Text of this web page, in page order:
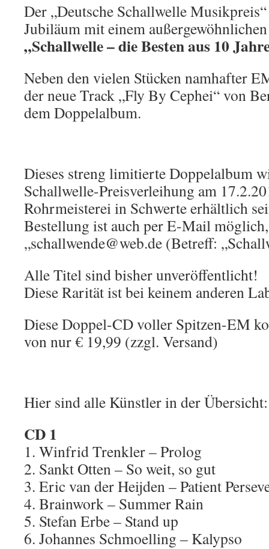
Der „Deutsche Schallwelle
Jubiläum mit einem
„Schallwelle – die Besten aus 10
Neben den vielen Stücken namhafter
der neue Track „Fly By Cephei“ von
dem Doppelalbum.
Dieses streng limitierte Doppelalbum
Schallwelle-Preisverleihung am
Rohrmeisterei in Schwerte erhältlich
Bestellung ist auch per E-Mail
„schallwende@web.de (Betreff:
Alle Titel sind bisher unveröffentlicht!
Diese Rarität ist bei keinem anderen
Diese Doppel-CD voller Spitzen-EM
von nur € 19,99 (zzgl. Versand)
Hier sind alle Künstler in der Übersicht:
CD 1
1. Winfrid Trenkler – Prolog
2. Sankt Otten – So weit, so gut
3. Eric van der Heijden – Patient
4. Brainwork – Summer Rain
5. Stefan Erbe – Stand up
6. Johannes Schmoelling – Kalypso